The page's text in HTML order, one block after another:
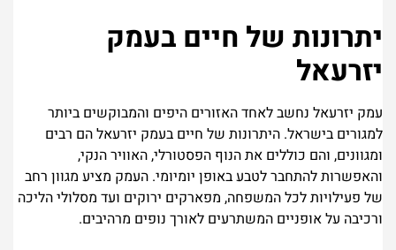
יתרונות של חיים בעמק
יזרעאל
עמק יזרעאל נחשב לאחד האזורים היפים והמבוקשים ביותר
למגורים בישראל. היתרונות של חיים בעמק יזרעאל הם רבים
ומגוונים, והם כוללים את הנוף הפסטורלי, האוויר הנקי,
והאפשרות להתחבר לטבע באופן יומיומי. העמק מציע מגוון רחב
של פעילויות לכל המשפחה, מפארקים ירוקים ועד מסלולי הליכה
ורכיבה על אופניים המשתרעים לאורך נופים מרהיבים.